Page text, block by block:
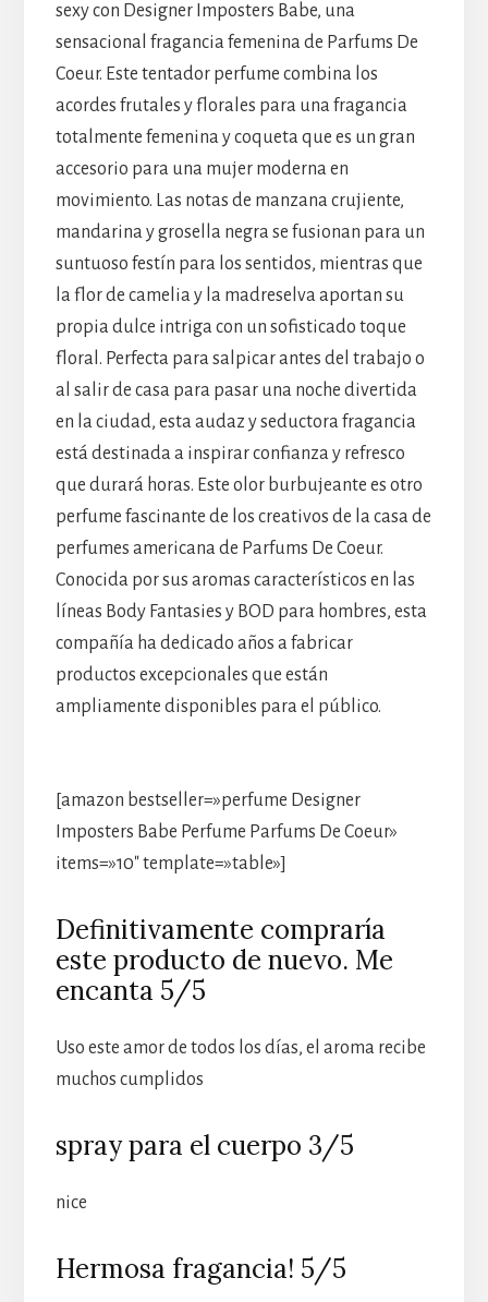
sexy con Designer Imposters Babe, una
sensacional fragancia femenina de Parfums De
Coeur. Este tentador perfume combina los
acordes frutales y florales para una fragancia
totalmente femenina y coqueta que es un gran
accesorio para una mujer moderna en
movimiento. Las notas de manzana crujiente,
mandarina y grosella negra se fusionan para un
suntuoso festín para los sentidos, mientras que
la flor de camelia y la madreselva aportan su
propia dulce intriga con un sofisticado toque
floral. Perfecta para salpicar antes del trabajo o
al salir de casa para pasar una noche divertida
en la ciudad, esta audaz y seductora fragancia
está destinada a inspirar confianza y refresco
que durará horas. Este olor burbujeante es otro
perfume fascinante de los creativos de la casa de
perfumes americana de Parfums De Coeur.
Conocida por sus aromas característicos en las
líneas Body Fantasies y BOD para hombres, esta
compañía ha dedicado años a fabricar
productos excepcionales que están
ampliamente disponibles para el público.
[amazon bestseller=»perfume Designer
Imposters Babe Perfume Parfums De Coeur»
items=»10″ template=»table»]
Definitivamente compraría
este producto de nuevo. Me
encanta 5/5
Uso este amor de todos los días, el aroma recibe
muchos cumplidos
spray para el cuerpo 3/5
nice
Hermosa fragancia! 5/5